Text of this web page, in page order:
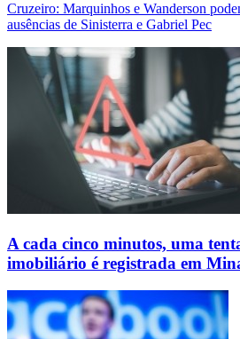
Cruzeiro: Marquinhos e Wanderson
ausências de Sinisterra e Gabriel Pec
A cada cinco minutos, uma
imobiliário é registrada em